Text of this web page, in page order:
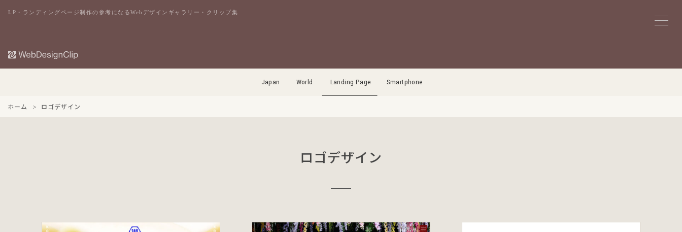
LP・ランディングページ制作の参考になるWebデザインギャラリー・クリップ集
Japan World Landing Page Smartphone
ホーム ロゴデザイン
ロゴデザイン